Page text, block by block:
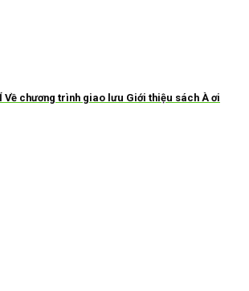
Về chương trình giao lưu Giới thiệu sách À ơi